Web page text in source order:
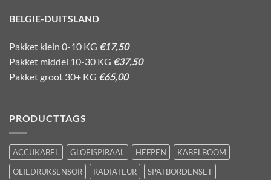
BELGIE-DUITSLAND
Pakket klein 0-10 KG €17,50
Pakket middel 10-30 KG €37,50
Pakket groot 30+ KG €65,00
PRODUCTTAGS
ACCUKABEL GLOEISPIRAAL HEFPEN
KABELBOOM
OLIEDRUKSENSOR
RADIATEUR
SPATBORDENSET